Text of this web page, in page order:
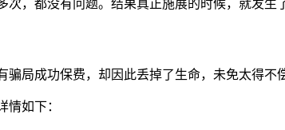
，都没有问题。结果真正施展的时候，就发生
骗局成功保费，却因此丢掉了生命，未免太得
情如下：